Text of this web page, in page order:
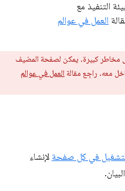
التنفيذ مع
العمل في عوالم
مخاطر كبيرة. يمكن لصفحة المضيف
معه. راجِع مقالة العمل في عوالم
في كل صفحة لإنشاء